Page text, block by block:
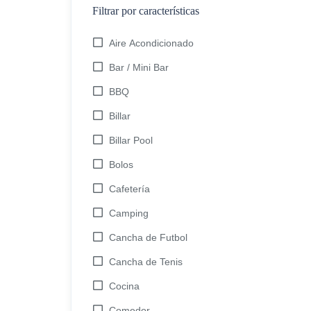
Filtrar por características
Aire Acondicionado
Bar / Mini Bar
BBQ
Billar
Billar Pool
Bolos
Cafetería
Camping
Cancha de Futbol
Cancha de Tenis
Cocina